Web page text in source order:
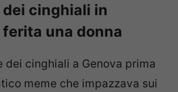
dei cinghiali in
una donna
dei cinghiali a Genova prima
meme che impazzava sui